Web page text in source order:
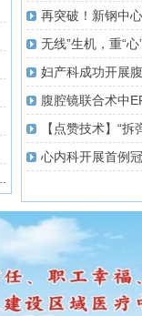
无线”生机，重“心
心内科开展首例